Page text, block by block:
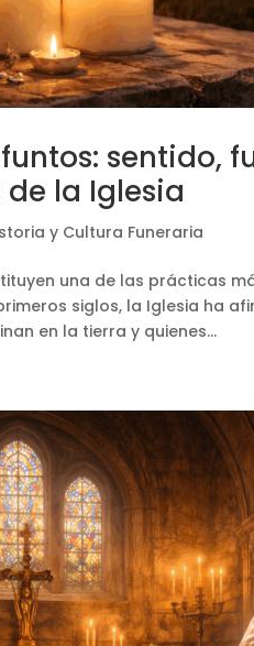
sentido,
la Iglesia
y Cultura Funeraria
una de las prácticas
siglos, la Iglesia ha
en la tierra y quienes...